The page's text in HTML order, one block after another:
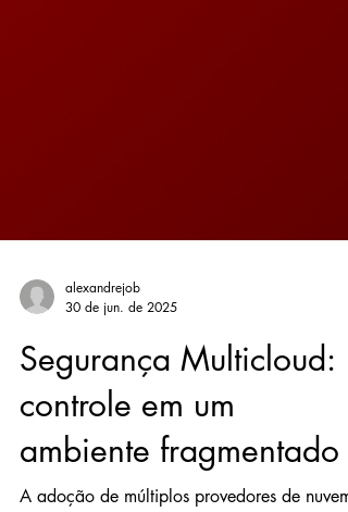
Segurança Multicloud:
controle em um
ambiente fragmentado